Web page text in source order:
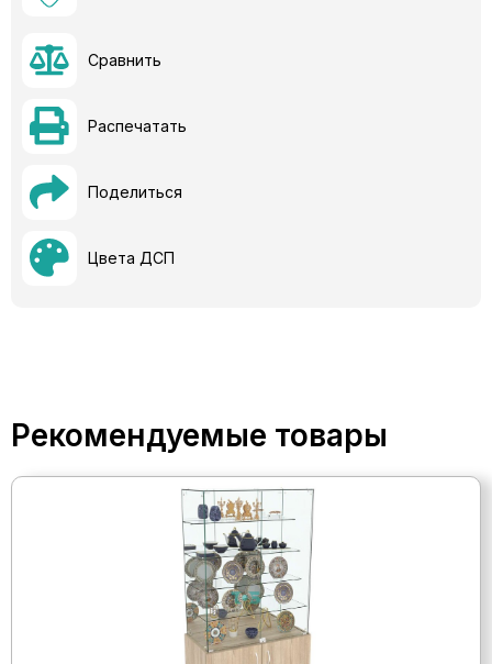
Сравнить
Распечатать
Поделиться
Цвета ДСП
Рекомендуемые товары